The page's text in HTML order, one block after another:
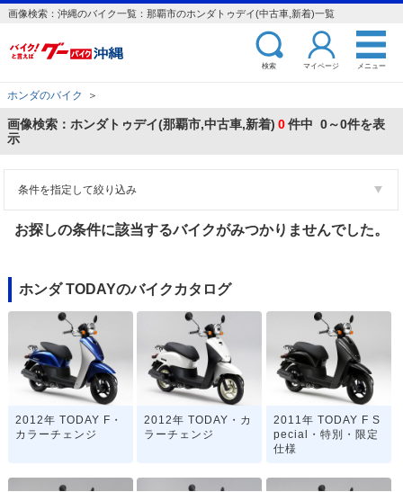
画像検索：沖縄のバイク一覧：那覇市のホンダトゥデイ(中古車,新着)一覧
検索 マイページ メニュー
ホンダのバイク ＞
画像検索：ホンダトゥデイ(那覇市,中古車,新着) 0件中 0～0件を表
示
条件を指定して絞り込み
お探しの条件に該当するバイクがみつかりませんでした。
ホンダ TODAYのバイクカタログ
2012年 TODAY F・
カラーチェンジ
2012年 TODAY・カ
ラーチェンジ
2011年 TODAY F S
pecial・特別・限定
仕様